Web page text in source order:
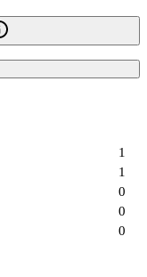
0
0
0
1
1